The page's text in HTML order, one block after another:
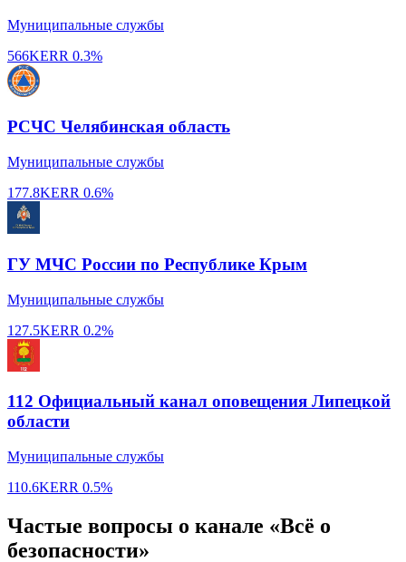
Муниципальные службы
566KERR 0.3%
РСЧС Челябинская область
Муниципальные службы
177.8KERR 0.6%
ГУ МЧС России по Республике Крым
Муниципальные службы
127.5KERR 0.2%
112 Официальный канал оповещения Липецкой
области
Муниципальные службы
110.6KERR 0.5%
Частые вопросы о канале «Всё о
безопасности»